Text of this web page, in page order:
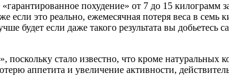
похудение» от 7 до 15
это реально, ежемесячная потеря веса в семь
будет если даже такого результата вы
стало известно, что кроме натуральных
аппетита и увеличение активности,